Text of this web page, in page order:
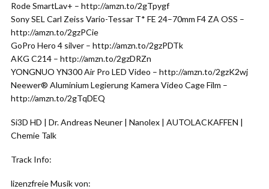
Rode SmartLav+ – http://amzn.to/2gTpygf
Sony SEL Carl Zeiss Vario-Tessar T* FE 24–70mm F4 ZA OSS –
http://amzn.to/2gzPCie
GoPro Hero 4 silver – http://amzn.to/2gzPDTk
AKG C214 – http://amzn.to/2gzDRZn
YONGNUO YN300 Air Pro LED Video – http://amzn.to/2gzK2wj
Neewer® Aluminium Legierung Kamera Video Cage Film –
http://amzn.to/2gTqDEQ
Si3D HD | Dr. Andreas Neuner | Nanolex | AUTOLACKAFFEN |
Chemie Talk
Track Info:
lizenzfreie Musik von: